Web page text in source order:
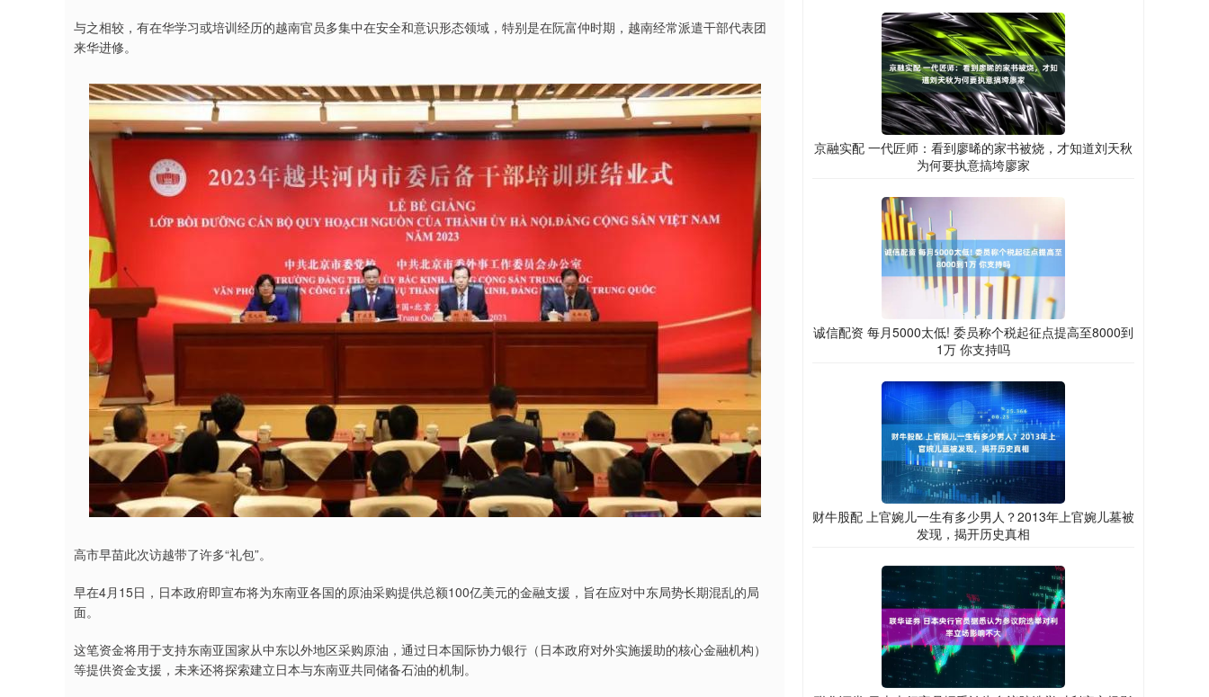
与之相较，有在华学习或培训经历的越南官员多集中在安全和意识形态领域，特别是在阮富仲时期，越南经常派遣干部代表团
来华进修。
高市早苗此次访越带了许多“礼包”。
早在4月15日，日本政府即宣布将为东南亚各国的原油采购提供总额100亿美元的金融支援，旨在应对中东局势长期混乱的局
面。
这笔资金将用于支持东南亚国家从中东以外地区采购原油，通过日本国际协力银行（日本政府对外实施援助的核心金融机构）
等提供资金支援，未来还将探索建立日本与东南亚共同储备石油的机制。
京融实配 一代匠师：看到廖晞的家书被烧，才知道刘天秋
为何要执意搞垮廖家
诚信配资 每月5000太低! 委员称个税起征点提高至8000到
1万 你支持吗
财牛股配 上官婉儿一生有多少男人？2013年上官婉儿墓被
发现，揭开历史真相